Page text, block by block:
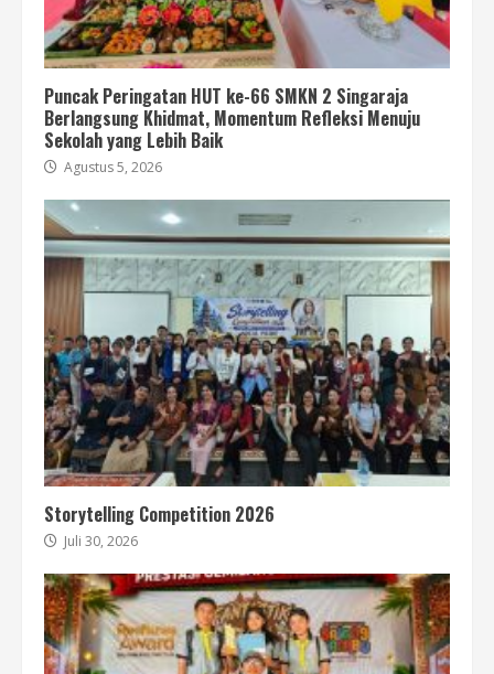
Puncak Peringatan HUT ke-66 SMKN 2 Singaraja
Berlangsung Khidmat, Momentum Refleksi Menuju
Sekolah yang Lebih Baik
Agustus 5, 2026
Storytelling Competition 2026
Juli 30, 2026